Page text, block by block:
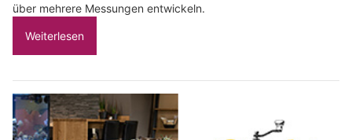
über mehrere Messungen entwickeln.
Weiterlesen